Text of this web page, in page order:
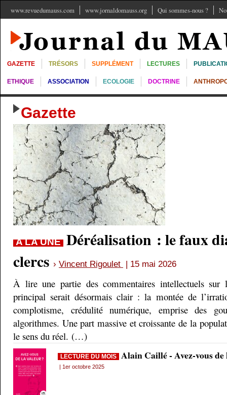
www.revuedumauss.com www.jornaldomauss.org Qui sommes-nous ?
GAZETTE TRÉSORS SUPPLÉMENT LECTURES
ETHIQUE ASSOCIATION ECOLOGIE DOCTRINE
Gazette
A LA UNE Déréalisation : le faux
clercs › Vincent Rigoulet | 15 mai 2026
À lire une partie des commentaires intellectuels sur
principal serait désormais clair : la montée de
complotisme, crédulité numérique, emprise des
algorithmes. Une part massive et croissante de la
le sens du réel. (…)
LECTURE DU MOIS Alain Caillé - Avez-vous
| 1er octobre 2025